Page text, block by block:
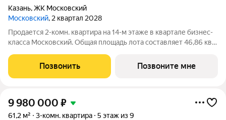
Казань,ЖК Московский
Московский, 2 квартал 2028
Продается 2-комн. квартира на 14-м этаже в квартале бизнес-
класса Московский. Общая площадь лота составляет 46,86 кв.
кухонную зону. Номер квартиры - 167 Московский это
идеальное
Позвонить Позвоните мне
9 980 000 ₽
61,2 м² 3-комн. квартира 5 этаж из 9